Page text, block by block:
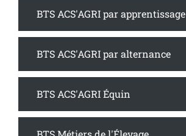
BTS ACS'AGRI par apprentissage
BTS ACS'AGRI par alternance
BTS ACS'AGRI Équin